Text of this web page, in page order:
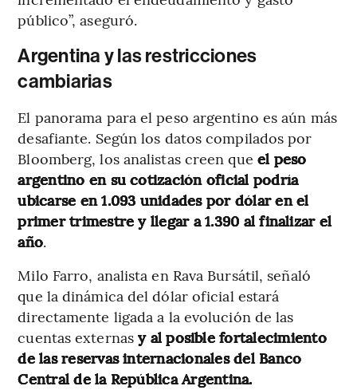
público”, aseguró.
Argentina y las restricciones
cambiarias
El panorama para el peso argentino es aún más
desafiante. Según los datos compilados por
Bloomberg, los analistas creen que el peso
argentino en su cotización oficial podría
ubicarse en 1.093 unidades por dólar en el
primer trimestre y llegar a 1.390 al finalizar el
año.
Milo Farro, analista en Rava Bursátil, señaló
que la dinámica del dólar oficial estará
directamente ligada a la evolución de las
cuentas externasy al posible fortalecimiento
de las reservas internacionales del Banco
Central de la República Argentina.